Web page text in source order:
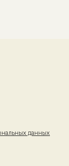
данных